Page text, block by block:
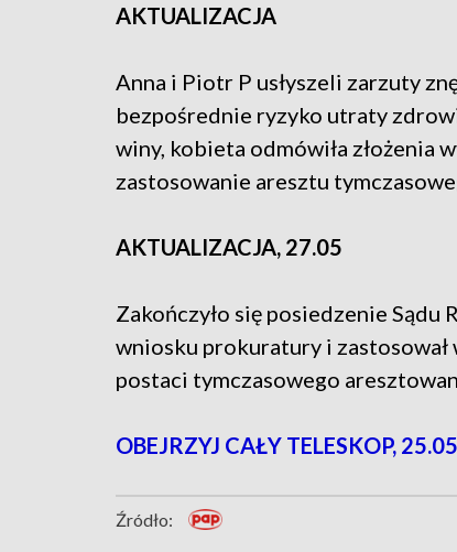
AKTUALIZACJA
Anna i Piotr P usłyszeli zarzuty
bezpośrednie ryzyko utraty
winy, kobieta odmówiła złożenia
zastosowanie aresztu
AKTUALIZACJA, 27.05
Zakończyło się posiedzenie Sądu
wniosku prokuratury i
postaci tymczasowego
OBEJRZYJ CAŁY TELESKOP,
Źródło: